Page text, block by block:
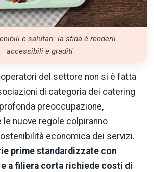
e salutari: la sfida è renderli
accessibili e graditi
del settore non si è fatta
di categoria dei catering
preoccupazione,
le nuove regole colpiranno
economica dei servizi.
prime standardizzate con
a filiera corta richiede costi di